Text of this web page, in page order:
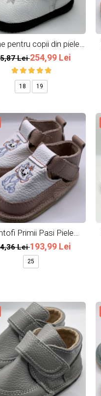
pentru copii din piele
naturala Snow
Lei254,99 Lei
18 19
Primii Pasi Piele
Naturala Marie
Lei193,99 Lei
25